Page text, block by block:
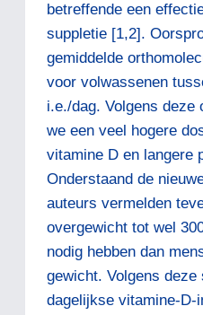
betreffende een
suppletie [1,2].
gemiddelde
voor volwassenen
i.e./dag. Volgens deze
we een veel hogere
vitamine D en langere
Onderstaand de
auteurs vermelden
overgewicht tot wel
nodig hebben dan
gewicht. Volgens deze
dagelijkse vitamine-D-